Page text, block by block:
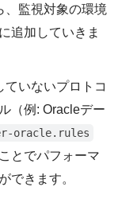
、監視対象の環境
追加していきま
ていないプロトコ
（例: Oracleデー
oracle.rules
とでパフォーマ
できます。